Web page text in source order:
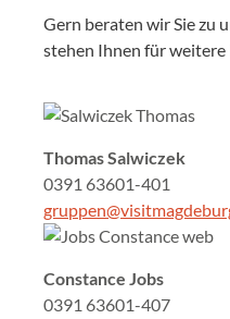
Gern beraten wir Sie zu
stehen Ihnen für weitere
Thomas Salwiczek
0391 63601-401
Constance Jobs
0391 63601-407